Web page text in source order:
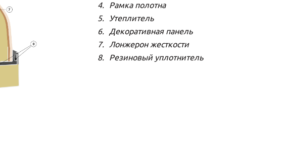
Рамка полотна
Утеплитель
Декоративная панель
Лонжерон жесткости
Резиновый уплотнитель